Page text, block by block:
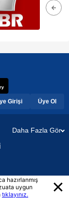
Girişi Üye Ol
Daha Fazla Gör
hazırlanmış
uygun
tıklayınız.